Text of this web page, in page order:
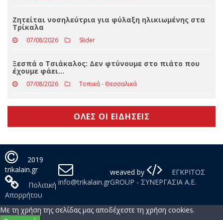
Γ. Σακελλαρίου: Μπορεί κάποιος να συμπεράνει τι
θα κάνει το ΠΑΣΟΚ το βράδυ των εκλογών…
07/08/2026 Τοπικά - Θεσσαλικά
Ζητείται νοσηλεύτρια για φύλαξη ηλικιωμένης στα
Τρίκαλα
07/08/2026 Slider
Ξεσπά ο Τσιάκαλος: Δεν φτύνουμε στο πιάτο που
07/08/2026 Τοπικά - Θεσσαλικά
2019
trikalain.gr
weaved by